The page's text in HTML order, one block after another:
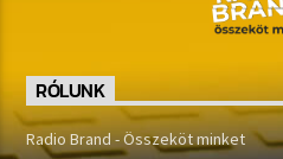
RÓLUNK
Radio Brand - Összeköt minket